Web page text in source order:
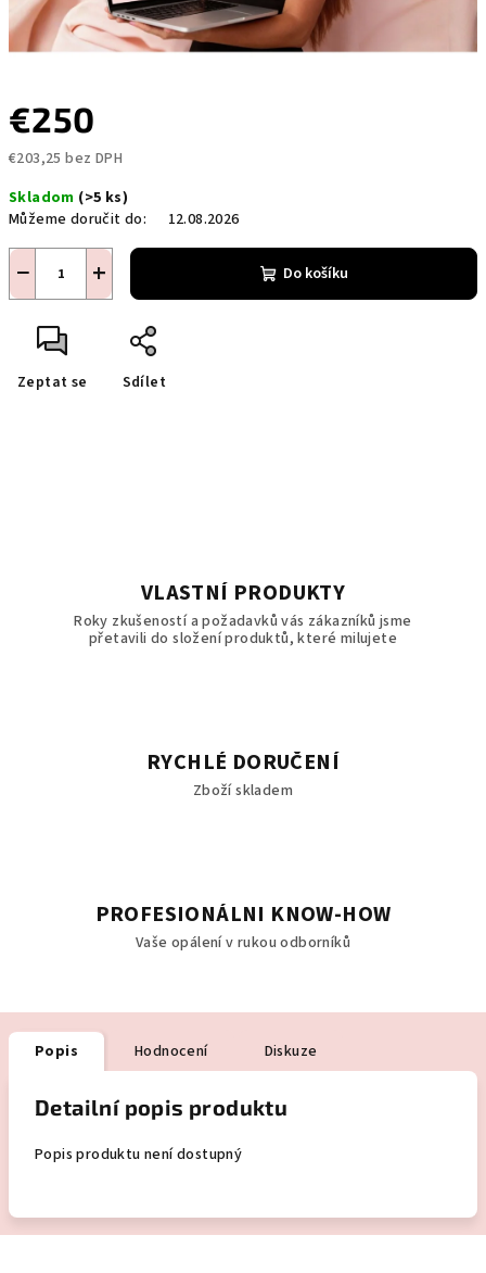
€250
€203,25 bez DPH
cena:
Skladom (>5 ks)
Můžeme doručit do:
12.08.2026
+
− Do košíku
Zeptat se Sdílet
VLASTNÍ PRODUKTY
Roky zkušeností a požadavků vás zákazníků jsme
přetavili do složení produktů, které milujete
RYCHLÉ DORUČENÍ
Zboží skladem
PROFESIONÁLNI KNOW-HOW
Vaše opálení v rukou odborníků
Popis Hodnocení Diskuze
Detailní popis produktu
Popis produktu není dostupný